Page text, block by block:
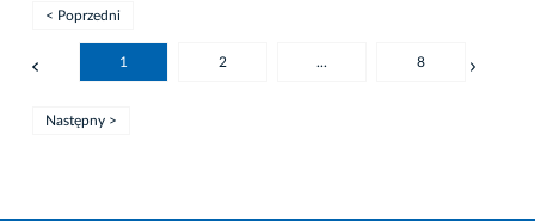
< Poprzedni
1 2 ... 8
Następny >